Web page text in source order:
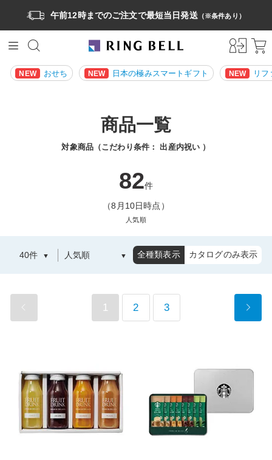
午前12時までのご注文で最短当日発送（※条件あり）
NEW おせち NEW 日本の極みスマートギフト NEW リ
商品一覧
対象商品（こだわり条件：出産内祝い ）
82件
（8月10日時点）
人気順
全種類表示 カタログのみ表示
1 2 3